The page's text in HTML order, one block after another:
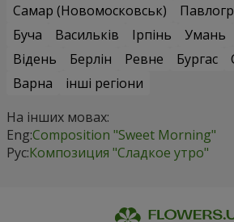
Самар (Новомосковськ)
Буча
Васильків Ірпінь Умань
Відень
Берлін Ревне Бургас
Варна
інші регіони
На інших мовах:
Eng:Composition "Sweet Morning"
Рус:Композиция "Сладкое утро"